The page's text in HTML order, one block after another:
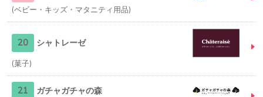
ベビー・キッズ・マタニティ用品
20 シャトレーゼ
菓子
21 ガチャガチャの森